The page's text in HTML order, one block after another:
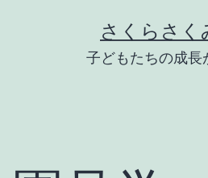
さくらさく
子どもたちの成長